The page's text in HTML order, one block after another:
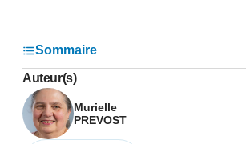
Sommaire
Auteur(s)
Murielle
PREVOST